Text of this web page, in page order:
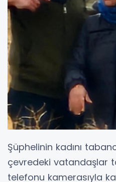
Şüphelinin kadını
çevredeki vatandaşlar
telefonu kamerasıyla